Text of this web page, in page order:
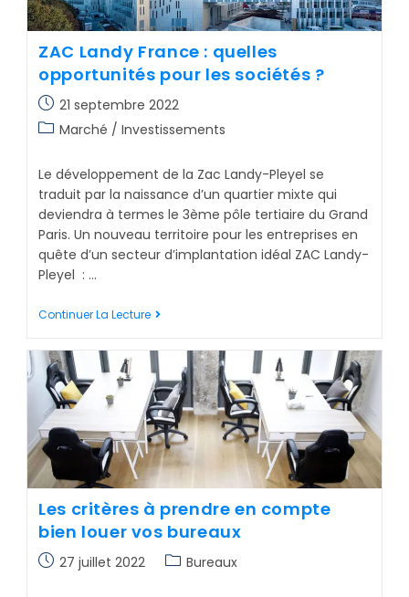
ZAC Landy France : quelles
opportunités pour les sociétés ?
21 septembre 2022
Marché / Investissements
Le développement de la Zac Landy-Pleyel se
traduit par la naissance d’un quartier mixte qui
deviendra à termes le 3ème pôle tertiaire du Grand
Paris. Un nouveau territoire pour les entreprises en
quête d’un secteur d’implantation idéal ZAC Landy-
Pleyel : …
Continuer La Lecture
Les critères à prendre en compte
bien louer vos bureaux
27 juillet 2022 Bureaux